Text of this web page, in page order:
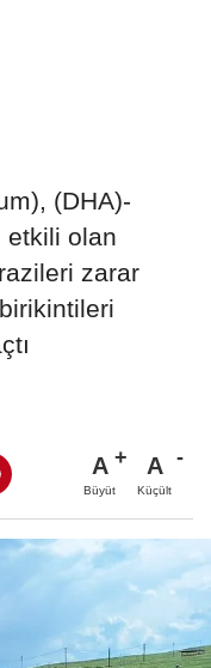
(DHA)-
etkili olan
zarar
A
Büyüt
A
Küçült